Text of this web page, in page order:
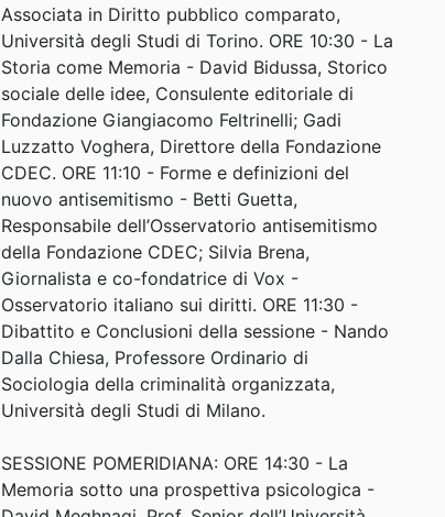
Associata in Diritto pubblico comparato,
Università degli Studi di Torino. ORE 10:30 - La
Storia come Memoria - David Bidussa, Storico
sociale delle idee, Consulente editoriale di
Fondazione Giangiacomo Feltrinelli; Gadi
Luzzatto Voghera, Direttore della Fondazione
CDEC. ORE 11:10 - Forme e definizioni del
nuovo antisemitismo - Betti Guetta,
Responsabile dell’Osservatorio antisemitismo
della Fondazione CDEC; Silvia Brena,
Giornalista e co-fondatrice di Vox -
Osservatorio italiano sui diritti. ORE 11:30 -
Dibattito e Conclusioni della sessione - Nando
Dalla Chiesa, Professore Ordinario di
Sociologia della criminalità organizzata,
Università degli Studi di Milano.
SESSIONE POMERIDIANA: ORE 14:30 - La
Memoria sotto una prospettiva psicologica -